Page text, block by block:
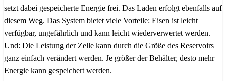
setzt dabei gespeicherte Energie frei. Das Laden erfolgt ebenfalls auf
diesem Weg. Das System bietet viele Vorteile: Eisen ist leicht
verfügbar, ungefährlich und kann leicht wiederverwertet werden.
Und: Die Leistung der Zelle kann durch die Größe des Reservoirs
ganz einfach verändert werden. Je größer der Behälter, desto mehr
Energie kann gespeichert werden.